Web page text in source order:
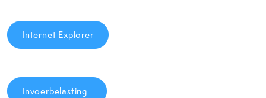
Internet Explorer
Invoerbelasting